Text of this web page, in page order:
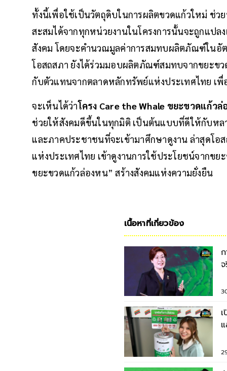
ทั้งนี้เพื่อใช้เป็นวัตถุดิบในการผลิตขวดแก้วใหม่ ช่ว
สะสมได้จากทุกหน่วยงานในโครงการนั้นจะถูกแป
สังคม โดยจะคำนวณมูลค่าการสมทบผลิตภัณฑ์ในอั
โอสถสภา ยังได้ร่วมมอบผลิตภัณฑ์สมทบจากขยะข
กับตัวแทนจากตลาดหลักทรัพย์แห่งประเทศไทย เ
จะเห็นได้ว่าโครง Care the Whale ขยะขวดแก้วล่
ช่วยให้สังคมดีขึ้นในทุกมิติ เป็นต้นแบบที่ดีให้กับหล
และภาคประชาชนที่จะเข้ามาศึกษาดูงาน ล่าสุดโ
แห่งประเทศไทย เข้าดูงานการใช้ประโยชน์จากขย
ขยะขวดแก้วล่องหน” สร้างสังคมแห่งความยั่งยืน
เนื้อหาที่เกี่ยวข้อง